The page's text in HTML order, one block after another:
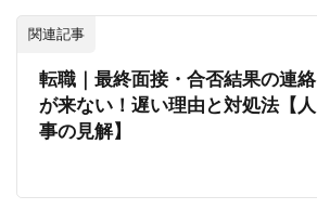
関連記事
転職｜最終面接・合否結果の連絡
が来ない！遅い理由と対処法【人
事の見解】